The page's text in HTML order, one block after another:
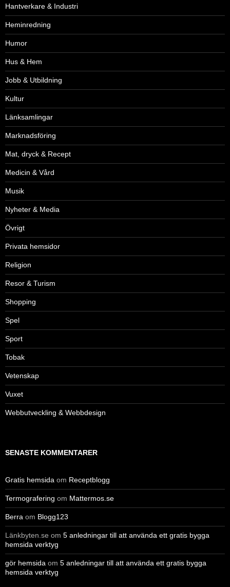
Hantverkare & Industri
Heminredning
Humor
Hus & Hem
Jobb & Utbildning
Kultur
Länksamlingar
Marknadsföring
Mat, dryck & Recept
Medicin & Vård
Musik
Nyheter & Media
Övrigt
Privata hemsidor
Religion
Resor & Turism
Shopping
Spel
Sport
Tobak
Vetenskap
Vuxet
Webbutveckling & Webbdesign
SENASTE KOMMENTARER
Gratis hemsida om Receptblogg
Termografering om Mattermos.se
Berra om Blogg123
Länkbyten.se om 5 anledningar till att använda ett gratis bygga
hemsida verktyg
gör hemsida om 5 anledningar till att använda ett gratis bygga
hemsida verktyg